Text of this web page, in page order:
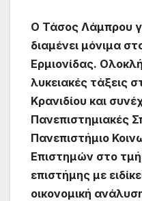
Ο Τάσος Λάμπρου
διαμένει μόνιμα
Ερμιονίδας.
λυκειακές τάξεις
Κρανιδίου και
Πανεπιστημιακές
Πανεπιστήμιο
Επιστημών στο
επιστήμης με
οικονομική